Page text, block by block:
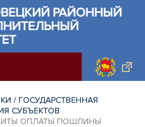
РАЙОННЫЙ
/ ГОСУДАРСТВЕННАЯ
СУБЪЕКТОВ
ОПЛАТЫ ПОШЛИНЫ